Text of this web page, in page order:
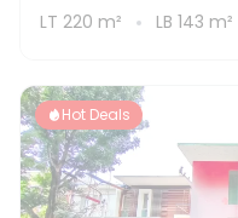
LT 220 m² LB 143 m²
Hot Deals